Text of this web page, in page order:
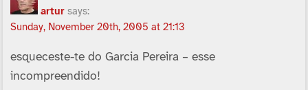
artur says:
Sunday, November 20th, 2005 at 21:13
esqueceste-te do Garcia Pereira – esse
incompreendido!